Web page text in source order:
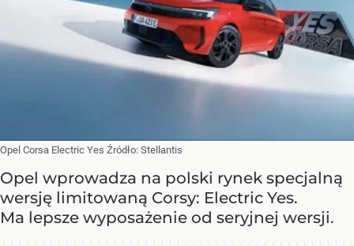
Opel Corsa Electric Yes Źródło: Stellantis
Opel wprowadza na polski rynek specjalną
wersję limitowaną Corsy: Electric Yes.
Ma lepsze wyposażenie od seryjnej wersji.